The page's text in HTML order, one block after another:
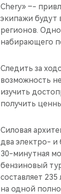
Chery» –-
экипажи будут
регионов.
набирающего
Следить за
возможность
изучить
получить
Силовая
два электро- и
30-минутная
бензиновый
составляет
на одной